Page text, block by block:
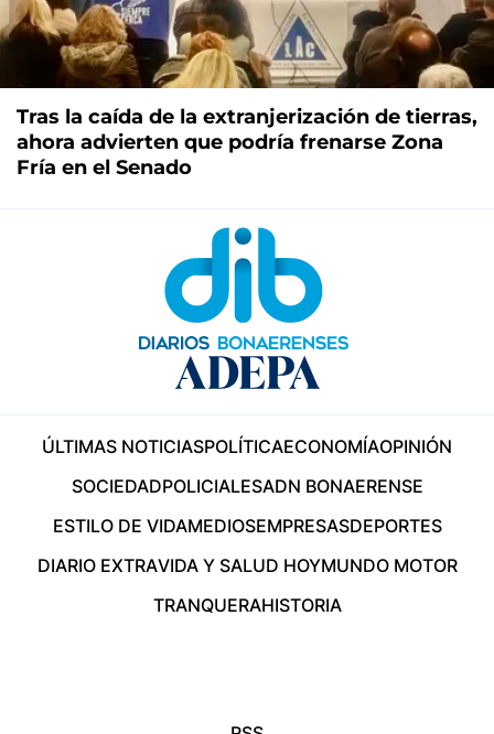
Tras la caída de la extranjerización de tierras,
ahora advierten que podría frenarse Zona
Fría en el Senado
ÚLTIMAS NOTICIASPOLÍTICAECONOMÍAOPINIÓN
SOCIEDADPOLICIALESADN BONAERENSE
ESTILO DE VIDAMEDIOSEMPRESASDEPORTES
DIARIO EXTRAVIDA Y SALUD HOYMUNDO MOTOR
TRANQUERAHISTORIA